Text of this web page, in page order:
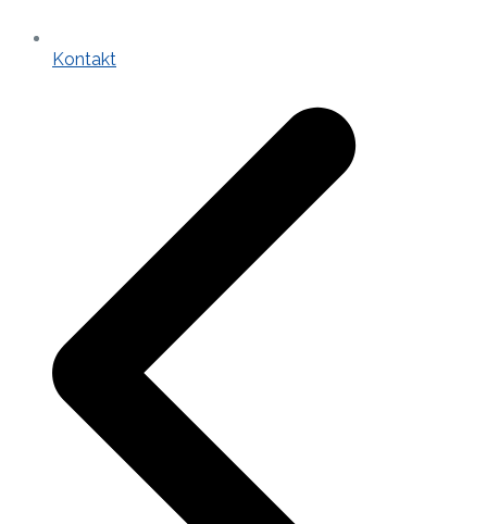
Kontakt